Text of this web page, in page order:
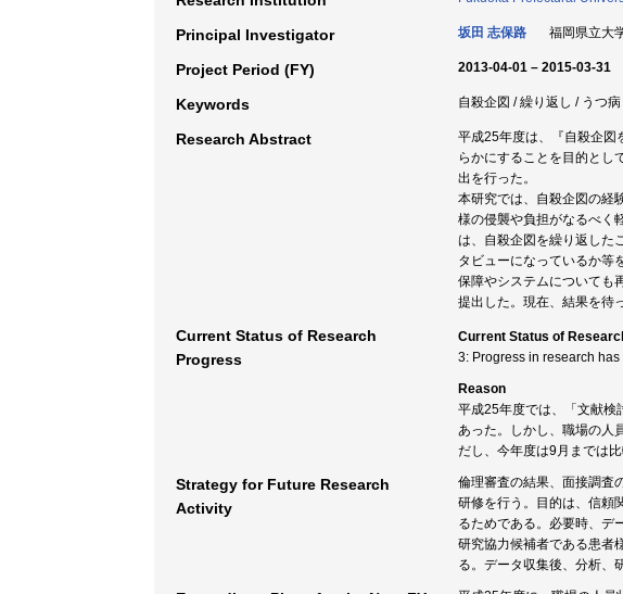
Principal Investigator 坂田 志保路 福岡県立大
Project Period (FY) 2013-04-01 – 2015-03-31
Keywords 自殺企図 / 繰り返し / うつ
Research Abstract
平成25年度は、『自殺企図
らかにすることを目的とし
出を行った。
本研究では、自殺企図の経
様の侵襲や負担がなるべく
は、自殺企図を繰り返した
タビューになっているか等
保障やシステムについても
提出した。現在、結果を待
Current Status of Research
Progress
Current Status of
3: Progress in research
Reason
平成25年度では、「文献検
あった。しかし、職場の人
だし、今年度は9月までは
Strategy for Future Research
Activity
倫理審査の結果、面接調査
研修を行う。目的は、信頼
るためである。必要時、デ
研究協力候補者である患者
る。データ収集後、分析、